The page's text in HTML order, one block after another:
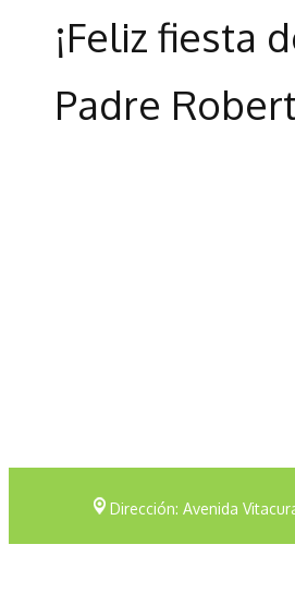
¡Feliz
Padre
Dirección: Avenida